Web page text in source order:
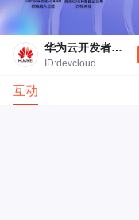
华为云开发者联盟
ID:devcloud
互动